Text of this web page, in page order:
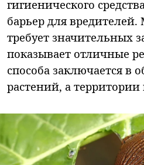
гигиенического
барьер для вредителей.
требует значительных
показывает отличные
способа заключается в
растений, а территории